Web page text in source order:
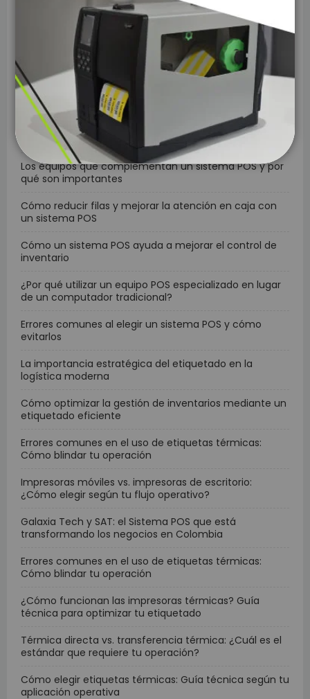
¿Qué es una impresora de etiquetas y cuándo la
necesita un negocio?
USB, Ethernet, Wi-Fi o Bluetooth: ¿qué tipo de conexión
necesita una impresora POS?
Impresoras térmicas de 58 mm vs 80 mm: ¿cuál
necesita tu negocio?
Cómo elegir un escáner de códigos de barras según
las necesidades de tu negocio
Los equipos que complementan un sistema POS y por
qué son importantes
Cómo reducir filas y mejorar la atención en caja con
un sistema POS
Cómo un sistema POS ayuda a mejorar el control de
inventario
¿Por qué utilizar un equipo POS especializado en lugar
de un computador tradicional?
Errores comunes al elegir un sistema POS y cómo
evitarlos
La importancia estratégica del etiquetado en la
logística moderna
Cómo optimizar la gestión de inventarios mediante un
etiquetado eficiente
Errores comunes en el uso de etiquetas térmicas:
Cómo blindar tu operación
Impresoras móviles vs. impresoras de escritorio:
¿Cómo elegir según tu flujo operativo?
Galaxia Tech y SAT: el Sistema POS que está
transformando los negocios en Colombia
Errores comunes en el uso de etiquetas térmicas:
Cómo blindar tu operación
¿Cómo funcionan las impresoras térmicas? Guía
técnica para optimizar tu etiquetado
Térmica directa vs. transferencia térmica: ¿Cuál es el
estándar que requiere tu operación?
Cómo elegir etiquetas térmicas: Guía técnica según tu
aplicación operativa